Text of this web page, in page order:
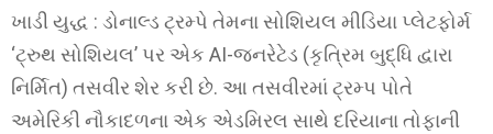
ખાડી યુદ્ધ : ડોનાલ્ડ ટ્રમ્પે તેમના સોશિયલ મીડિયા પ્લેટફોર્મ
‘ટ્રુથ સોશિયલ’ પર એક AI-જનરેટેડ (કૃત્રિમ બુદ્ધિ દ્વારા
નિર્મિત) તસવીર શેર કરી છે. આ તસવીરમાં ટ્રમ્પ પોતે
અમેરિકી નૌકાદળના એક એડમિરલ સાથે દરિયાના તોફાની